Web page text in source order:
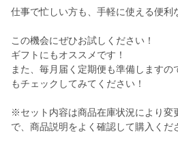
仕事で忙しい方も、手軽に使える便利
この機会にぜひお試しください！
ギフトにもオススメです！
また、毎月届く定期便も準備します
もチェックしてみてください！
※セット内容は商品在庫状況により変
で、商品説明をよく確認して購入くだ